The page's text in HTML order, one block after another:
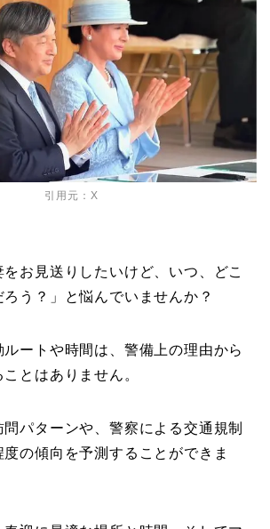
引用元： X
をお見送りしたいけど、いつ、どこ
う？」と悩んでいませんか？
ートや時間は、警備上の理由から
とはありません。
パターンや、警察による交通規制
の傾向を予測することができま